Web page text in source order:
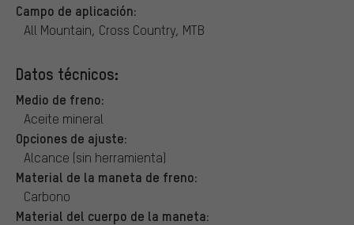
Campo de aplicación:
All Mountain, Cross Country, MTB
Datos técnicos:
Medio de freno:
Aceite mineral
Opciones de ajuste:
Alcance (sin herramienta)
Material de la maneta de freno:
Carbono
Material del cuerpo de la maneta: